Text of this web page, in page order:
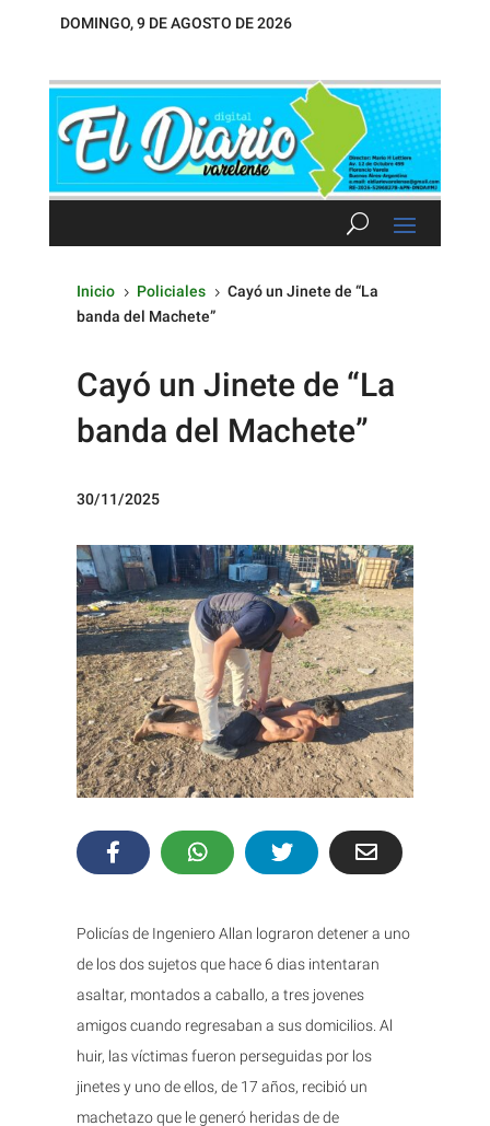
DOMINGO, 9 DE AGOSTO DE 2026
Inicio 5 Policiales 5 Cayó un Jinete de “La
banda del Machete”
Cayó un Jinete de “La
banda del Machete”
30/11/2025
Policías de Ingeniero Allan lograron detener a uno
de los dos sujetos que hace 6 dias intentaran
asaltar, montados a caballo, a tres jovenes
amigos cuando regresaban a sus domicilios. Al
huir, las víctimas fueron perseguidas por los
jinetes y uno de ellos, de 17 años, recibió un
machetazo que le generó heridas de de